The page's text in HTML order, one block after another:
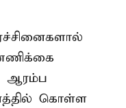
ஆரம்ப
கொள்ள